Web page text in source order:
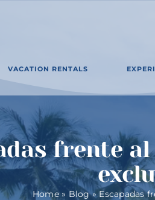
VACATION RENTALS
frente
Home» Blog»Escapadas